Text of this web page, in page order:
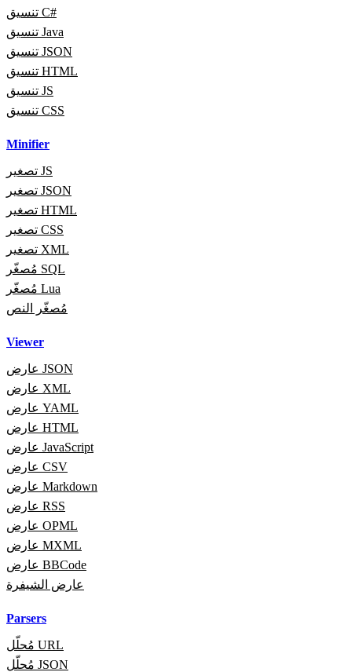
تنسيق C#
تنسيق Java
تنسيق JSON
تنسيق HTML
تنسيق JS
تنسيق CSS
Minifier
تصغير JS
تصغير JSON
تصغير HTML
تصغير CSS
تصغير XML
مُصغّر SQL
مُصغّر Lua
مُصغّر النص
Viewer
عارض JSON
عارض XML
عارض YAML
عارض HTML
عارض JavaScript
عارض CSV
عارض Markdown
عارض RSS
عارض OPML
عارض MXML
عارض BBCode
عارض الشيفرة
Parsers
مُحلّل URL
مُحلّل JSON